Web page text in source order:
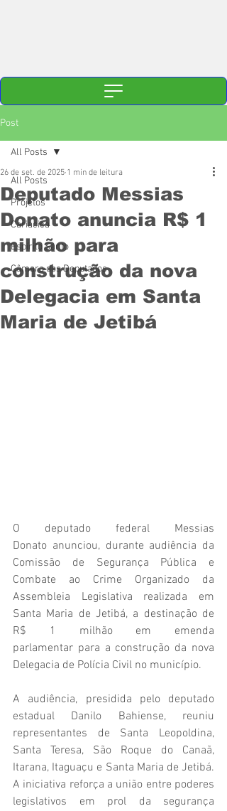
Post
All Posts
Projetos
Cariacica
Espírito Santo
Câmara dos Deputados
All Posts
Deputado Messias
Donato anuncia R$ 1
milhão para
construção da nova
Delegacia em Santa
Maria de Jetibá
26 de set. de 2025 1 min de leitura
O deputado federal Messias
Donato anunciou, durante audiência da
Comissão de Segurança Pública e
Combate ao Crime Organizado da
Assembleia Legislativa realizada em
Santa Maria de Jetibá, a destinação de
R$ 1 milhão em emenda
parlamentar para a construção da nova
Delegacia de Polícia Civil no município.
A audiência, presidida pelo deputado
estadual Danilo Bahiense, reuniu
representantes de Santa Leopoldina,
Santa Teresa, São Roque do Canaã,
Itarana, Itaguaçu e Santa Maria de Jetibá.
A iniciativa reforça a união entre poderes
legislativos em prol da segurança